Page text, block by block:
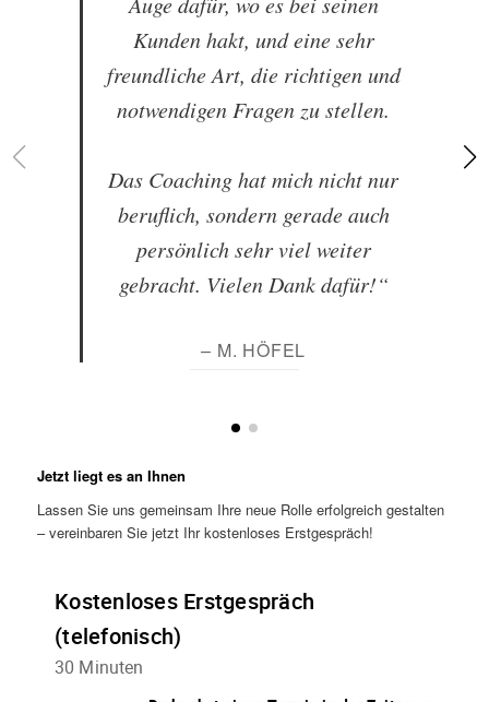
Kunden hakt, und eine sehr
freundliche Art, die richtigen und
notwendigen Fragen zu stellen.
Das Coaching hat mich nicht nur
beruflich, sondern gerade auch
persönlich sehr viel weiter
gebracht. Vielen Dank dafür!“
– M. HÖFEL
Jetzt liegt es an Ihnen
Lassen Sie uns gemeinsam Ihre neue Rolle erfolgreich gestalten
– vereinbaren Sie jetzt Ihr kostenloses Erstgespräch!